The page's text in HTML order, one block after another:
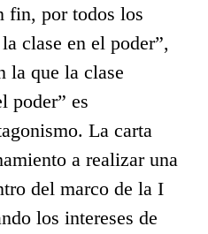
fin, por todos los
clase en el poder”,
la que la clase
poder” es
La carta
a realizar una
del marco de la I
los intereses de